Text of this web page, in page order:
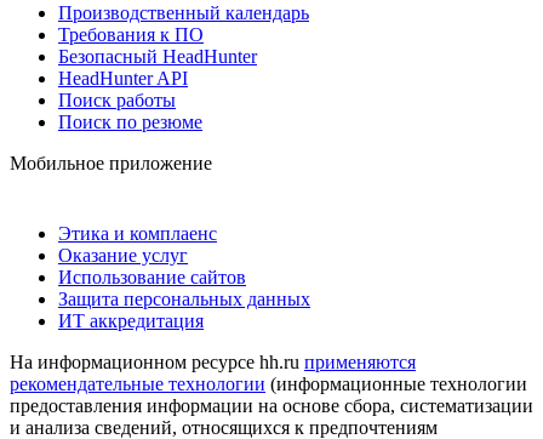
Производственный календарь
Требования к ПО
Безопасный HeadHunter
HeadHunter API
Поиск работы
Поиск по резюме
Мобильное приложение
Этика и комплаенс
Оказание услуг
Использование сайтов
Защита персональных данных
ИТ аккредитация
На информационном ресурсе hh.ru применяются
рекомендательные технологии (информационные технологии
предоставления информации на основе сбора, систематизации
и анализа сведений, относящихся к предпочтениям